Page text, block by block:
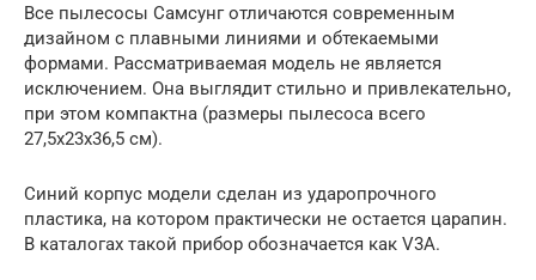
Все пылесосы Самсунг отличаются современным
дизайном с плавными линиями и обтекаемыми
формами. Рассматриваемая модель не является
исключением. Она выглядит стильно и привлекательно,
при этом компактна (размеры пылесоса всего
27,5х23х36,5 см).
Синий корпус модели сделан из ударопрочного
пластика, на котором практически не остается царапин.
В каталогах такой прибор обозначается как V3A.